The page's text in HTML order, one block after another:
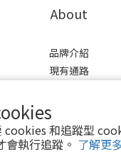
cookies 和追蹤型
執行追蹤。 了解更
About
品牌介紹
現有通路
會員制度